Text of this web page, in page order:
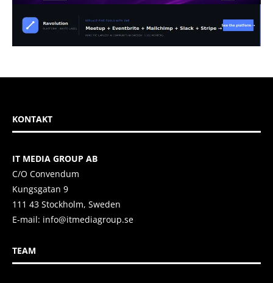
KONTAKT
IT MEDIA GROUP AB
C/O Convendum
Kungsgatan 9
111 43 Stockholm, Sweden
E-mail: info@itmediagroup.se
TEAM